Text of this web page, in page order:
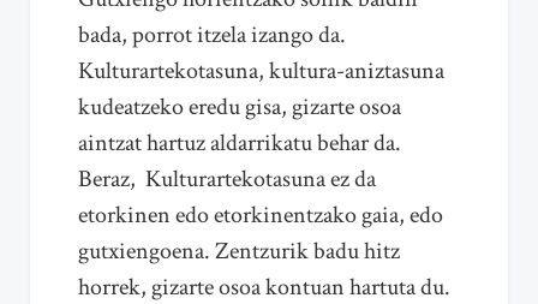
bada, porrot itzela izango da.
Kulturartekotasuna, kultura-aniztasuna
kudeatzeko eredu gisa, gizarte osoa
aintzat hartuz aldarrikatu behar da.
Beraz, Kulturartekotasuna ez da
etorkinen edo etorkinentzako gaia, edo
gutxiengoena. Zentzurik badu hitz
horrek, gizarte osoa kontuan hartuta du.